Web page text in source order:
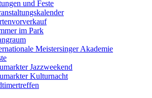
und Feste
im Park
Meistersinger Akademie
Jazzweekend
Kulturnacht